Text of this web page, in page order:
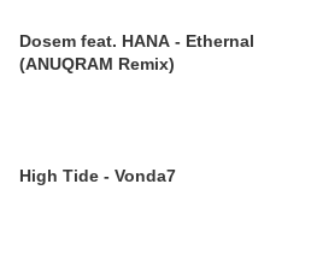
Dosem feat. HANA - Ethernal
(ANUQRAM Remix)
High Tide - Vonda7